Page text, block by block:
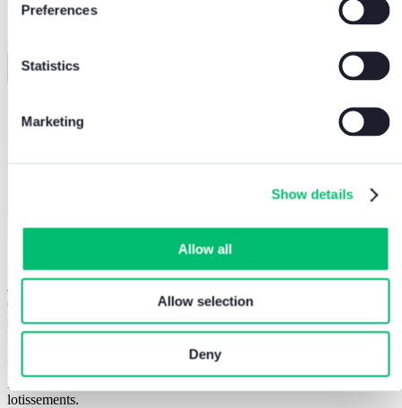
Preferences
Statistics
Marketing
Show details
Allow all
Allow selection
Deny
4 boutons à effleurement de série
Ouverture de la porte, mise en marche automatique, appel du
standard téléphonique, fonction de confidentialité et LED d’état de
la porte.
Version 2 fils
Idéale pour les petites maisons, les immeubles individuels ou les
lotissements.